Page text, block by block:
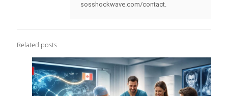
sosshockwave.com/contact.
Related posts